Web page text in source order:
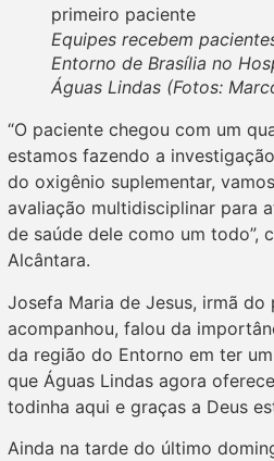
Equipes recebem
Entorno de Brasília no
Águas Lindas (Fotos:
“O paciente chegou com um
estamos fazendo a
do oxigênio suplementar,
avaliação multidisciplinar para
de saúde dele como um todo”,
Alcântara.
Josefa Maria de Jesus, irmã do
acompanhou, falou da
da região do Entorno em ter
que Águas Lindas agora
todinha aqui e graças a Deus
Ainda na tarde do último